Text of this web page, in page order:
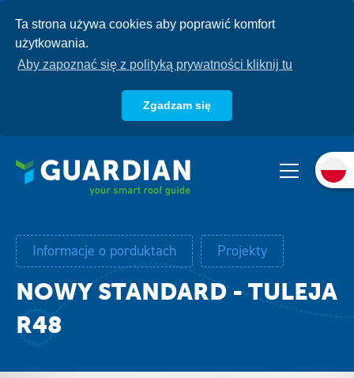
Ta strona używa cookies aby poprawić komfort
użytkowania.
Aby zapoznać się z polityką prywatności kliknij tu
Zgadzam się
treści
Produkty
Systemy
Baza wiedzy
Pliki do pobrania
Informacje o porduktach Projekty